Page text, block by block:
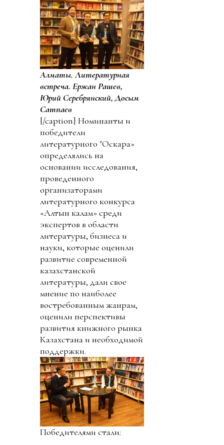
Алматы. Литературная
встреча. Ержан Рашев,
Юрий Серебрянский, Досым
Сатпаев
[/caption] Номинанты и
победители
литературного "Оскара»
определялись на
основании исследования,
проведенного
организаторами
литературного конкурса
«Алтын калам» среди
экспертов в области
литературы, бизнеса и
науки, которые оценили
развитие современной
казахстанской
литературы, дали свое
мнение по наиболее
востребованным жанрам,
оценили перспективы
развития книжного рынка
Казахстана и необходимой
поддержки.
Победителями стали: